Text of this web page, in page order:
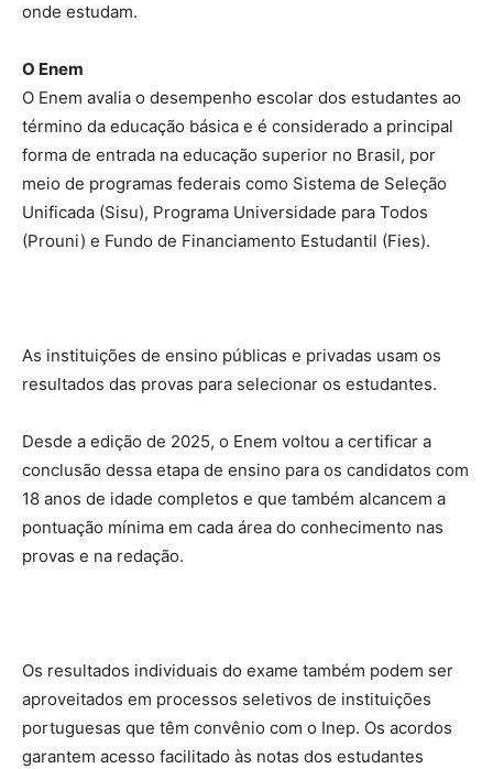
onde estudam.
O Enem
O Enem avalia o desempenho escolar dos estudantes ao
término da educação básica e é considerado a principal
forma de entrada na educação superior no Brasil, por
meio de programas federais como Sistema de Seleção
Unificada (Sisu), Programa Universidade para Todos
(Prouni) e Fundo de Financiamento Estudantil (Fies).
As instituições de ensino públicas e privadas usam os
resultados das provas para selecionar os estudantes.
Desde a edição de 2025, o Enem voltou a certificar a
conclusão dessa etapa de ensino para os candidatos com
18 anos de idade completos e que também alcancem a
pontuação mínima em cada área do conhecimento nas
provas e na redação.
Os resultados individuais do exame também podem ser
aproveitados em processos seletivos de instituições
portuguesas que têm convênio com o Inep. Os acordos
garantem acesso facilitado às notas dos estudantes